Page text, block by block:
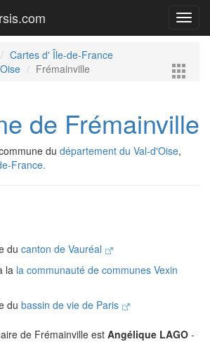
Cartes d' Île-de-France
Frémainville
de Frémainville
du département du Val-d'Oise,
France.
du canton de Vauréal
la la communauté de communes Vexin
du bassin de vie de Paris
de Frémainville estAngélique LAGO -